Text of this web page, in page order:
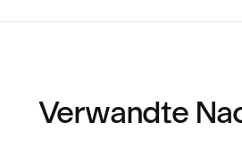
Verwandte